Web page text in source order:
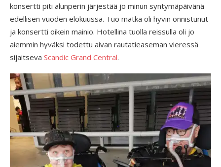
konsertti piti alunperin järjestää jo minun syntymäpäivänä
edellisen vuoden elokuussa. Tuo matka oli hyvin onnistunut
ja konsertti oikein mainio. Hotellina tuolla reissulla oli jo
aiemmin hyväksi todettu aivan rautatieaseman vieressä
sijaitseva Scandic Grand Central.